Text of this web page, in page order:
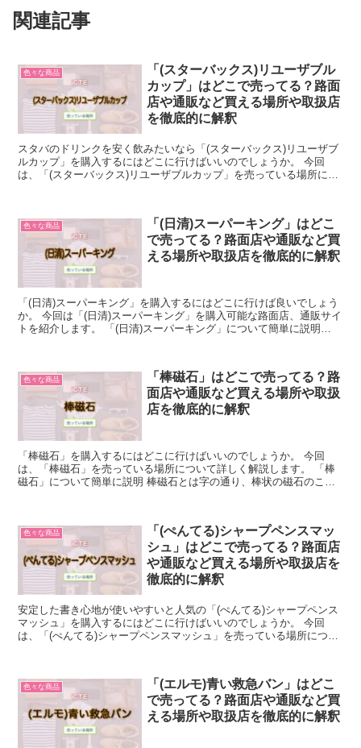
関連記事
色々な商品
「(スターバックス)リユーザブル
カップ」はどこで売ってる？路面
店や通販など買える場所や取扱店
を徹底的に解釈
スタバのドリンクを安く飲みたいなら「(スターバックス)リユーザブ
ルカップ」を購入するにはどこに行けばいいのでしょうか。 今回
は、「(スターバックス)リユーザブルカップ」を売っている場所につ
色々な商品
「(日清)スーパーキング」はどこ
で売ってる？路面店や通販など買
える場所や取扱店を徹底的に解釈
「(日清)スーパーキング」を購入するにはどこに行けば良いでしょう
か。 今回は「(日清)スーパーキング」を購入可能な路面店、通販サイ
トを紹介します。 「(日清)スーパーキング」について簡単に説明
色々な商品
「棒磁石」はどこで売ってる？路
面店や通販など買える場所や取扱
店を徹底的に解釈
「棒磁石」を購入するにはどこに行けばいいのでしょうか。 今回
は、「棒磁石」を売っている場所について詳しく解説します。 「棒
磁石」について簡単に説明 棒磁石とは字の通り、棒状の磁石のこと
色々な商品
「(ぺんてる)シャープペンスマッ
シュ」はどこで売ってる？路面店
や通販など買える場所や取扱店を
徹底的に解釈
安定した書き心地が使いやすいと人気の「(ぺんてる)シャープペンス
マッシュ」を購入するにはどこに行けばいいのでしょうか。 今回
は、「(ぺんてる)シャープペンスマッシュ」を売っている場所につい
色々な商品
「(エルモ)青い救急バン」はどこ
で売ってる？路面店や通販など買
える場所や取扱店を徹底的に解釈